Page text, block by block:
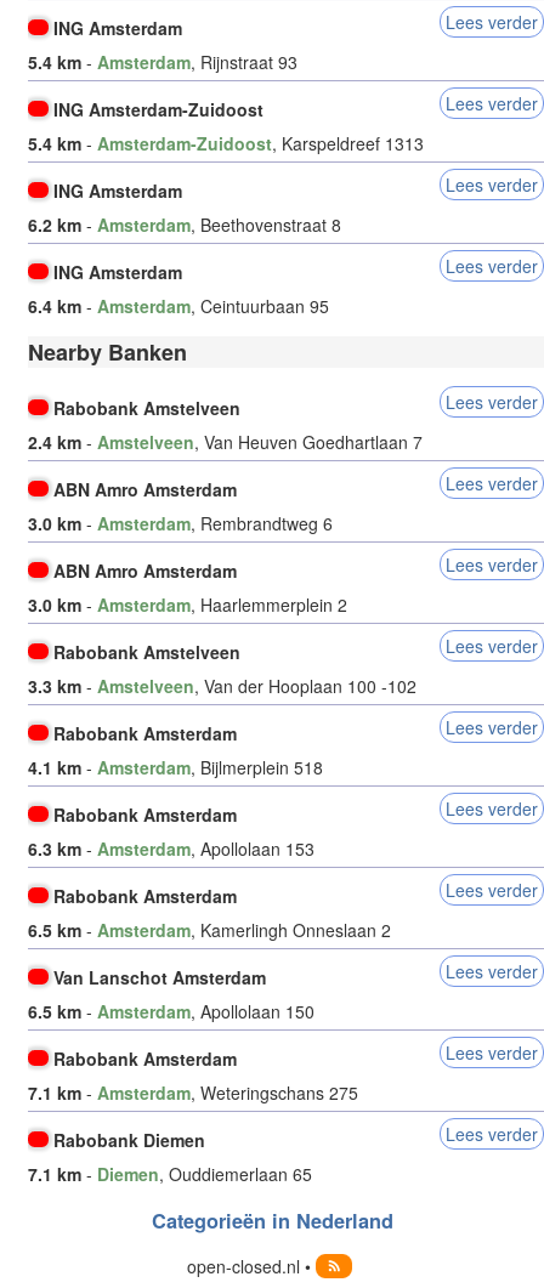
ING Amsterdam
Lees verder
5.4 km - Amsterdam, Rijnstraat 93
ING Amsterdam-Zuidoost
Lees verder
5.4 km - Amsterdam-Zuidoost, Karspeldreef 1313
ING Amsterdam
Lees verder
6.2 km - Amsterdam, Beethovenstraat 8
ING Amsterdam
Lees verder
6.4 km - Amsterdam, Ceintuurbaan 95
Nearby Banken
Rabobank Amstelveen
Lees verder
2.4 km - Amstelveen, Van Heuven Goedhartlaan 7
ABN Amro Amsterdam
Lees verder
3.0 km - Amsterdam, Rembrandtweg 6
ABN Amro Amsterdam
Lees verder
3.0 km - Amsterdam, Haarlemmerplein 2
Rabobank Amstelveen
Lees verder
3.3 km - Amstelveen, Van der Hooplaan 100 -102
Rabobank Amsterdam
Lees verder
4.1 km - Amsterdam, Bijlmerplein 518
Rabobank Amsterdam
Lees verder
6.3 km - Amsterdam, Apollolaan 153
Rabobank Amsterdam
Lees verder
6.5 km - Amsterdam, Kamerlingh Onneslaan 2
Van Lanschot Amsterdam
Lees verder
6.5 km - Amsterdam, Apollolaan 150
Rabobank Amsterdam
Lees verder
7.1 km - Amsterdam, Weteringschans 275
Rabobank Diemen
Lees verder
7.1 km - Diemen, Ouddiemerlaan 65
Categorieën in Nederland
open-closed.nl •